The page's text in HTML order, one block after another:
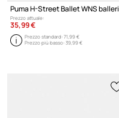
Prezzo attuale:
35,99 €
Prezzo standard:71,99 €
Prezzo più basso:39,99 €